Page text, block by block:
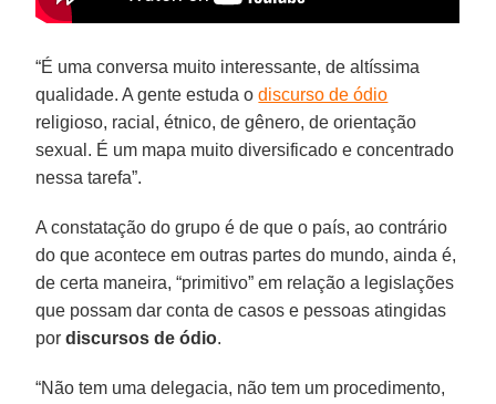
“É uma conversa muito interessante, de altíssima
qualidade. A gente estuda odiscurso de ódio
religioso, racial, étnico, de gênero, de orientação
sexual. É um mapa muito diversificado e concentrado
nessa tarefa”.
A constatação do grupo é de que o país, ao contrário
do que acontece em outras partes do mundo, ainda é,
de certa maneira, “primitivo” em relação a legislações
que possam dar conta de casos e pessoas atingidas
pordiscursos de ódio.
“Não tem uma delegacia, não tem um procedimento,